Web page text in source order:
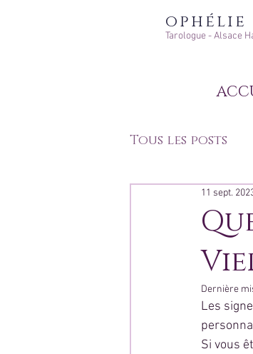
ophélie
Tarologue - Alsace
Tous les posts
11 sept.
Dernière
Les
Si vous